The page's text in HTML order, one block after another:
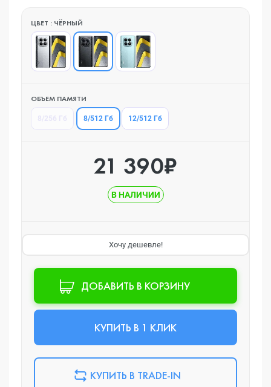
ЦВЕТ : ЧЁРНЫЙ
ОБЪЕМ ПАМЯТИ
8/512 Гб 12/512 Гб
21 390₽
В НАЛИЧИИ
Хочу дешевле!
ДОБАВИТЬ В КОРЗИНУ
КУПИТЬ В 1 КЛИК
КУПИТЬ В TRADE-IN